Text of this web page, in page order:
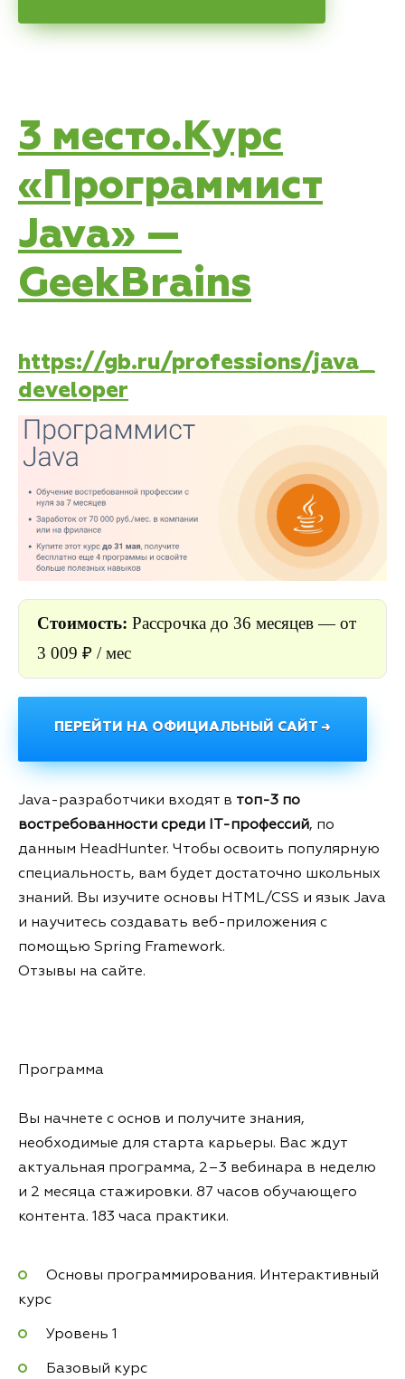
3 место.Курс
«Программист
Java» —
GeekBrains
https://gb.ru/professions/java_
developer
Стоимость: Рассрочка до 36 месяцев —от
3 009 ₽ / мес
ПЕРЕЙТИ НА ОФИЦИАЛЬНЫЙ САЙТ →
Java-разработчики входят в топ-3 по
востребованности среди IT-профессий, по
данным HeadHunter. Чтобы освоить популярную
специальность, вам будет достаточно школьных
знаний. Вы изучите основы HTML/CSS и язык Java
и научитесь создавать веб-приложения с
помощью Spring Framework.
Отзывы на сайте.
Программа
Вы начнете с основ и получите знания,
необходимые для старта карьеры. Вас ждут
актуальная программа, 2–3 вебинара в неделю
и 2 месяца стажировки. 87 часов обучающего
контента. 183 часа практики.
Основы программирования. Интерактивный
курс
Уровень 1
Базовый курс